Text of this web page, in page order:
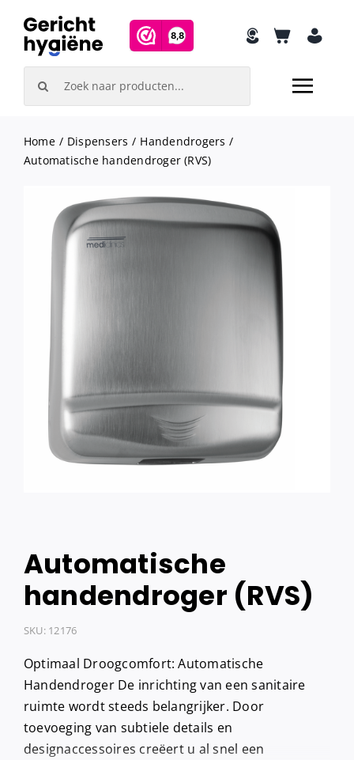
content
Home Dispensers
Handendrogers
Automatische handendroger (RVS)
Automatische
handendroger (RVS)
SKU: 12176
Optimaal Droogcomfort: Automatische
Handendroger De inrichting van een sanitaire
ruimte wordt steeds belangrijker. Door
toevoeging van subtiele details en
designaccessoires creëert u al snel een